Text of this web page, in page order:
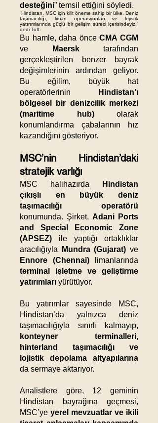
desteğini” temsil ettiğini söyledi.
“Hindistan, MSC için kilit öneme sahip bir ülke. Deniz
taşımacılığı, liman operasyonları ve lojistik
yatırımlarında güçlü bir gelişim süreci içerisindeyiz,”
dedi Toft.
Bu hamle, daha önceCMA CGM
ve Maersktarafından
gerçekleştirilen benzer bayrak
değişimlerinin ardından geliyor.
Bu eğilim, büyük hat
operatörlerinin Hindistan’ı
bölgesel bir denizcilik merkezi
(maritime hub)olarak
konumlandırma çabalarının hız
kazandığını gösteriyor.
MSC’nin Hindistan’daki
stratejik varlığı
MSC halihazırda Hindistan
çıkışlı en büyük deniz
taşımacılığı operatörü
konumunda. Şirket, Adani Ports
and Special Economic Zone
(APSEZ) ile yaptığı ortaklıklar
aracılığıyla Mundra (Gujarat) ve
Ennore (Chennai) limanlarında
terminal işletme ve geliştirme
yatırımları yürütüyor.
Bu yatırımlar sayesinde MSC,
Hindistan’da yalnızca deniz
taşımacılığıyla sınırlı kalmayıp,
konteyner terminalleri,
hinterland taşımacılığı ve
lojistik depolama altyapılarına
da sermaye aktarıyor.
Analistlere göre, 12 geminin
Hindistan bayrağına geçmesi,
MSC’ye yerel mevzuatlar ve ikili